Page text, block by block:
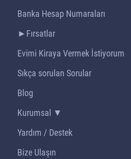
Banka Hesap Numaraları
►Fırsatlar
Evimi Kiraya Vermek İstiyorum
Sıkça sorulan Sorular
Blog
Kurumsal ▼
Yardım / Destek
Bize Ulaşın